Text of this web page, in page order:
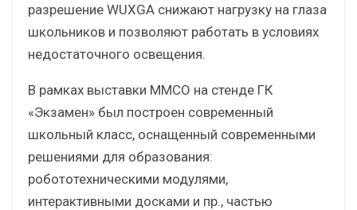
разрешение WUXGA снижают нагрузку на глаза
школьников и позволяют работать в условиях
недостаточного освещения.
В рамках выставки ММСО на стенде ГК
«Экзамен» был построен современный
школьный класс, оснащенный современными
решениями для образования:
робототехническими модулями,
интерактивными досками и пр., частью